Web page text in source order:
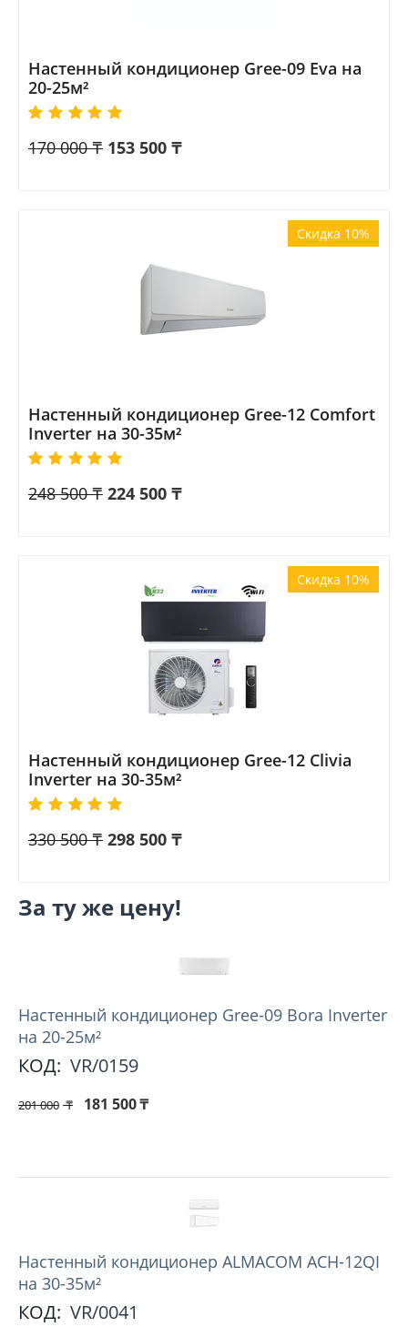
Настенный кондиционер Gree-09 Eva на
20-25м²
170 000 ₸ 153 500 ₸
Скидка 10%
Настенный кондиционер Gree-12 Comfort
Inverter на 30-35м²
248 500 ₸ 224 500 ₸
Скидка 10%
Настенный кондиционер Gree-12 Clivia
Inverter на 30-35м²
330 500 ₸ 298 500 ₸
За ту же цену!
Настенный кондиционер Gree-09 Bora Inverter
на 20-25м²
КОД: VR/0159
201 000 ₸ 181 500₸
Hастенный кондиционер ALMACOM ACH-12QI
на 30-35м²
КОД: VR/0041